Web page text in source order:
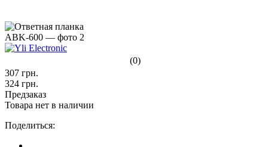
(0)
307 грн.
324 грн.
Предзаказ
Товара нет в наличии
Поделиться: